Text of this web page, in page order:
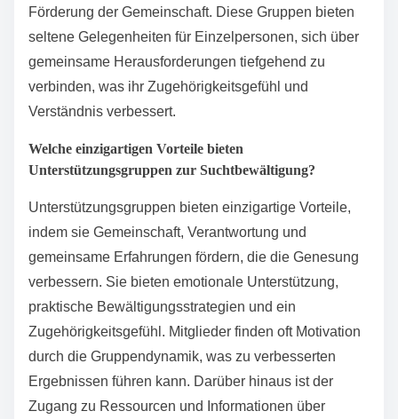
Gesundheitswesen und strukturierte Aktivitäten zur
Förderung der Gemeinschaft. Diese Gruppen bieten
seltene Gelegenheiten für Einzelpersonen, sich über
gemeinsame Herausforderungen tiefgehend zu
verbinden, was ihr Zugehörigkeitsgefühl und
Verständnis verbessert.
Welche einzigartigen Vorteile bieten
Unterstützungsgruppen zur Suchtbewältigung?